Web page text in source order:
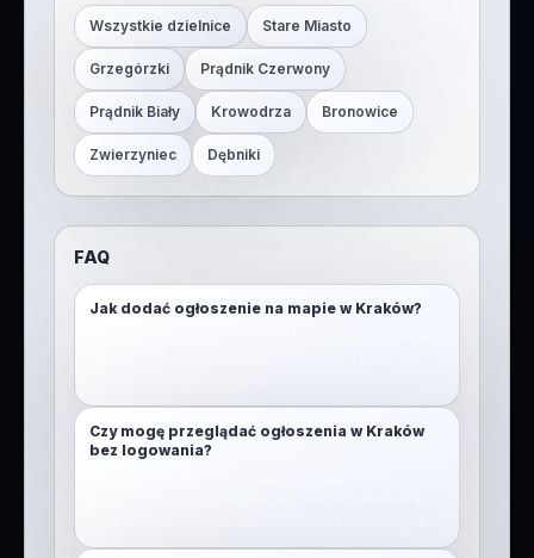
Wszystkie dzielnice Stare Miasto
Grzegórzki Prądnik Czerwony
Prądnik Biały Krowodrza Bronowice
Zwierzyniec Dębniki
FAQ
Jak dodać ogłoszenie na mapie w Kraków?
Czy mogę przeglądać ogłoszenia w Kraków
bez logowania?